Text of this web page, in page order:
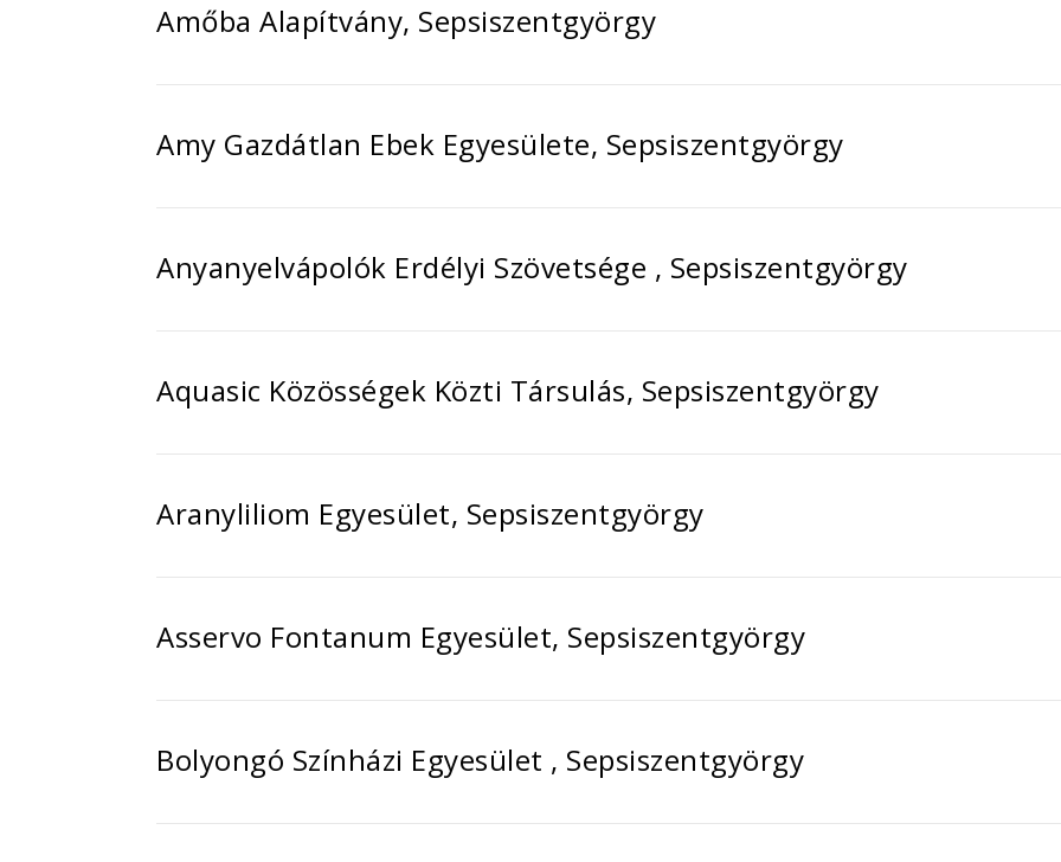
Amőba Alapítvány, Sepsiszentgyörgy
Amy Gazdátlan Ebek Egyesülete, Sepsiszentgyörgy
Anyanyelvápolók Erdélyi Szövetsége , Sepsiszentgyörgy
Aquasic Közösségek Közti Társulás, Sepsiszentgyörgy
Aranyliliom Egyesület, Sepsiszentgyörgy
Asservo Fontanum Egyesület, Sepsiszentgyörgy
Bolyongó Színházi Egyesület , Sepsiszentgyörgy